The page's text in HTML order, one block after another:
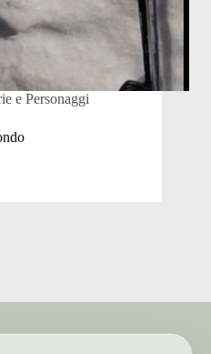
e Personaggi